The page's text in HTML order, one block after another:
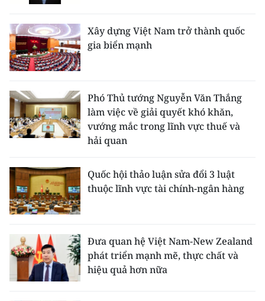
Xây dựng Việt Nam trở thành quốc
gia biển mạnh
Phó Thủ tướng Nguyễn Văn Thắng
làm việc về giải quyết khó khăn,
vướng mắc trong lĩnh vực thuế và
hải quan
Quốc hội thảo luận sửa đổi 3 luật
thuộc lĩnh vực tài chính-ngân hàng
Đưa quan hệ Việt Nam-New Zealand
phát triển mạnh mẽ, thực chất và
hiệu quả hơn nữa